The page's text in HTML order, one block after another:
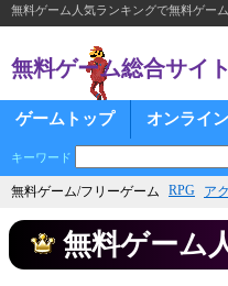
無料ゲーム人気ランキングで無料ゲー
無料ゲーム総合サイト
ゲームトップ オンライ
キーワード
無料ゲーム/フリーゲーム RPG ア
無料ゲーム